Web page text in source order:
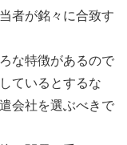
者が銘々に合致す
な特徴があるので
ているとするな
会社を選ぶべきで